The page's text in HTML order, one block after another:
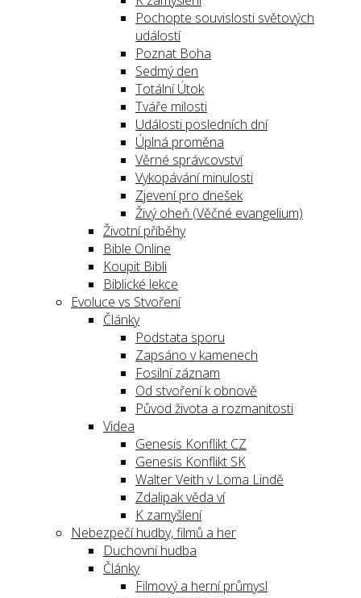
Pochopte souvislosti světových
událostí
Poznat Boha
Sedmý den
Totální Útok
Tváře milosti
Události posledních dní
Úplná proměna
Věrné správcovství
Vykopávání minulosti
Zjevení pro dnešek
Živý oheň (Věčné evangelium)
Životní příběhy
Bible Online
Koupit Bibli
Biblické lekce
Evoluce vs Stvoření
Články
Podstata sporu
Zapsáno v kamenech
Fosilní záznam
Od stvoření k obnově
Původ života a rozmanitosti
Videa
Genesis Konflikt CZ
Genesis Konflikt SK
Walter Veith v Loma Lindě
Zdalipak věda ví
K zamyšlení
Nebezpečí hudby, filmů a her
Duchovní hudba
Články
Filmový a herní průmysl